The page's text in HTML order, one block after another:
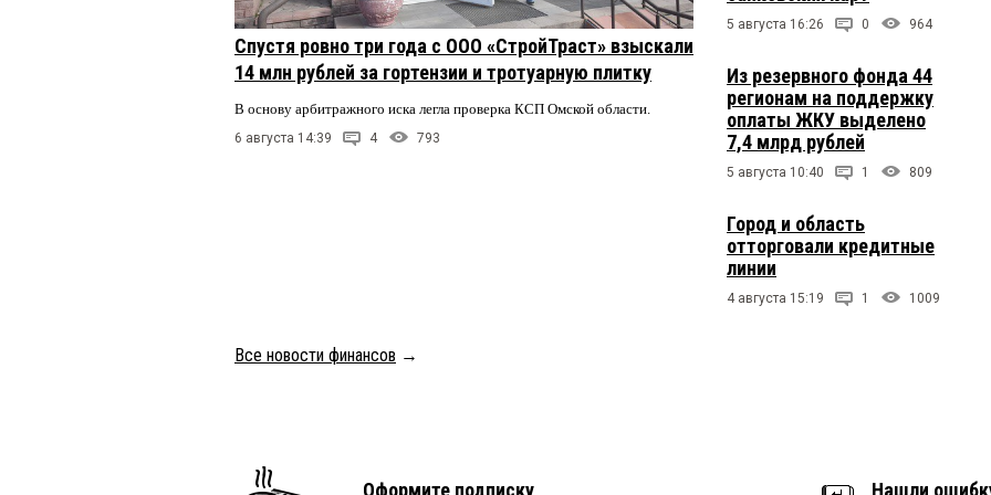
Спустя ровно три года с ООО «СтройТраст» взыскали
14 млн рублей за гортензии и тротуарную плитку
В основу арбитражного иска легла проверка КСП Омской области.
6 августа 14:39 4 793
5 августа 16:26 0 964
Из резервного фонда 44
регионам на поддержку
оплаты ЖКУ выделено
7,4 млрд рублей
5 августа 10:40 1 809
Город и область
отторговали кредитные
линии
4 августа 15:19 1 1009
Все новости финансов →
Оформите подписку Нашли